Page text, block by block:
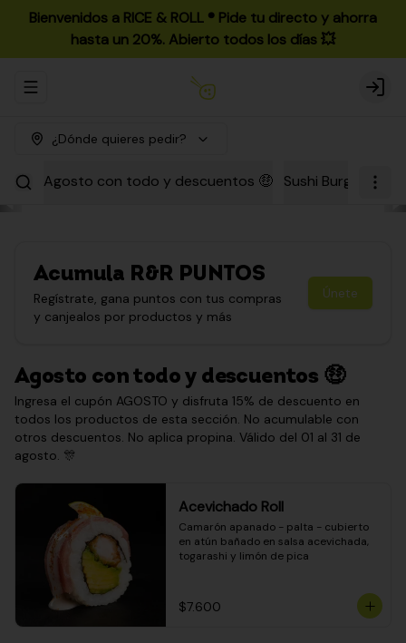
Bienvenidos a RICE & ROLL ®️ Pide tu directo y ahorra
hasta un 20%. Abierto todos los días 💥
Abrir menu de navegación Login
¿Dónde quieres pedir?
Agosto con todo y descuentos 🤑 Sushi Burgers
Acumula R&R PUNTOS
Regístrate, gana puntos con tus compras
y canjealos por productos y más
Únete
Agosto con todo y descuentos 🤑
Ingresa el cupón AGOSTO y disfruta 15% de descuento en
todos los productos de esta sección. No acumulable con
otros descuentos. No aplica propina. Válido del 01 al 31 de
agosto. 🎊
Acevichado Roll
Camarón apanado - palta - cubierto
en atún bañado en salsa acevichada,
togarashi y limón de pica
$7.600